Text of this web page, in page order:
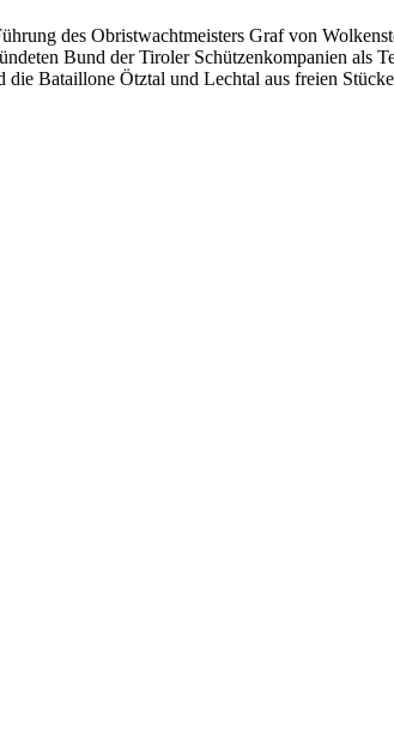
des Obristwachtmeisters Graf von
Bund der Tiroler Schützenkompanien als
Bataillone Ötztal und Lechtal aus freien